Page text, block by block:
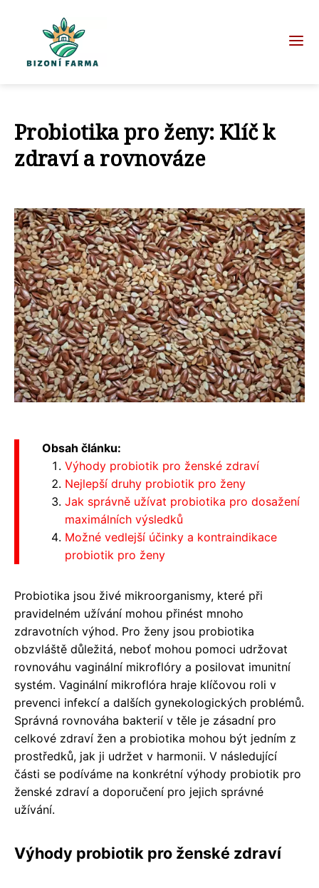
Probiotika pro ženy: Klíč k
zdraví a rovnováze
Obsah článku:
Výhody probiotik pro ženské zdraví
Nejlepší druhy probiotik pro ženy
Jak správně užívat probiotika pro dosažení
maximálních výsledků
Možné vedlejší účinky a kontraindikace
probiotik pro ženy
Probiotika jsou živé mikroorganismy, které při
pravidelném užívání mohou přinést mnoho
zdravotních výhod. Pro ženy jsou probiotika
obzvláště důležitá, neboť mohou pomoci udržovat
rovnováhu vaginální mikroflóry a posilovat imunitní
systém. Vaginální mikroflóra hraje klíčovou roli v
prevenci infekcí a dalších gynekologických problémů.
Správná rovnováha bakterií v těle je zásadní pro
celkové zdraví žen a probiotika mohou být jedním z
prostředků, jak ji udržet v harmonii. V následující
části se podíváme na konkrétní výhody probiotik pro
ženské zdraví a doporučení pro jejich správné
užívání.
Výhody probiotik pro ženské zdraví